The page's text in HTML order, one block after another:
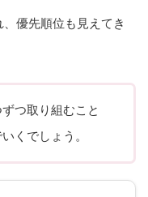
優先順位も見えてき
つ取り組むこと
くでしょう。